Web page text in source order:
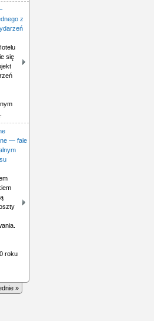
z
się
— fale
roku
»